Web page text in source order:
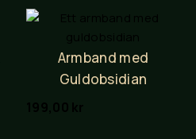
Armband med
Guldobsidian